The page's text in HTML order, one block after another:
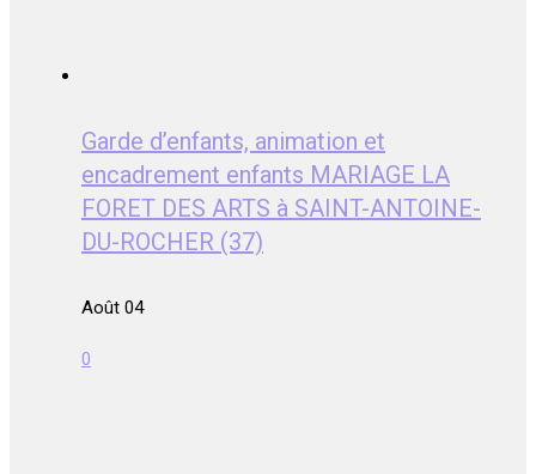
Garde d’enfants, animation et
encadrement enfants MARIAGE LA
FORET DES ARTS à SAINT-ANTOINE-
DU-ROCHER (37)
Août 04
0